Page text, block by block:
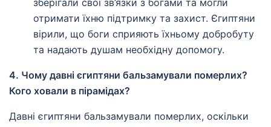
зберігали свої зв’язки з богами та могли
отримати їхню підтримку та захист. Єгиптяни
вірили, що боги сприяють їхньому добробуту
та надають душам необхідну допомогу.
4. Чому давні єгиптяни бальзамували померлих?
Кого ховали в пірамідах?
Давні єгиптяни бальзамували померлих, оскільки